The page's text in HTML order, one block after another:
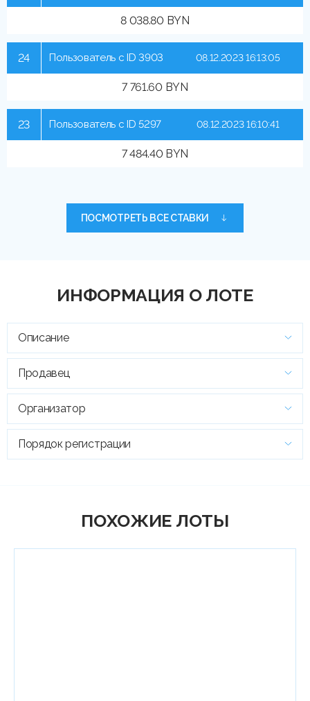
8 038.80 BYN
24 Пользователь с ID 3903
7 761.60 BYN
08.12.2023 16:13:05
23 Пользователь с ID 5297
7 484.40 BYN
08.12.2023 16:10:41
ПОСМОТРЕТЬ ВСЕ СТАВКИ
ИНФОРМАЦИЯ О ЛОТЕ
Описание
Продавец
Организатор
Порядок регистрации
ПОХОЖИЕ ЛОТЫ